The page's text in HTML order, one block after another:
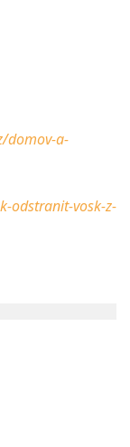
domov-a-
odstranit-vosk-z-